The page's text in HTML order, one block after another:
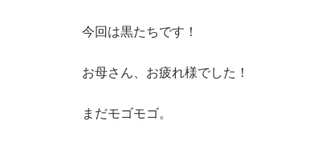
今回は黒たちです！
お母さん、お疲れ様でした！
まだモゴモゴ。